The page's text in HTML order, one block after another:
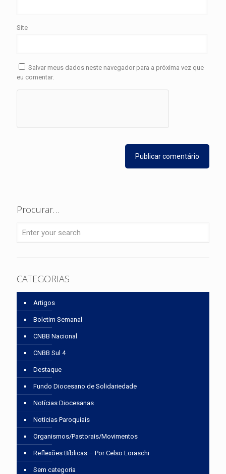
Site
Salvar meus dados neste navegador para a próxima vez que
eu comentar.
Procurar…
CATEGORIAS
Artigos
Boletim Semanal
CNBB Nacional
CNBB Sul 4
Destaque
Fundo Diocesano de Solidariedade
Notícias Diocesanas
Notícias Paroquiais
Organismos/Pastorais/Movimentos
Reflexões Bíblicas – Por Celso Loraschi
Sem categoria